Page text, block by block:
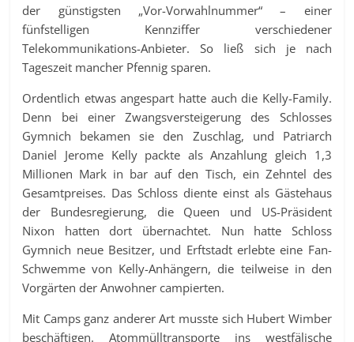
der günstigsten „Vor-Vorwahlnummer“ – einer
fünfstelligen Kennziffer verschiedener
Telekommunikations-Anbieter. So ließ sich je nach
Tageszeit mancher Pfennig sparen.
Ordentlich etwas angespart hatte auch die Kelly-Family.
Denn bei einer Zwangsversteigerung des Schlosses
Gymnich bekamen sie den Zuschlag, und Patriarch
Daniel Jerome Kelly packte als Anzahlung gleich 1,3
Millionen Mark in bar auf den Tisch, ein Zehntel des
Gesamtpreises. Das Schloss diente einst als Gästehaus
der Bundesregierung, die Queen und US-Präsident
Nixon hatten dort übernachtet. Nun hatte Schloss
Gymnich neue Besitzer, und Erftstadt erlebte eine Fan-
Schwemme von Kelly-Anhängern, die teilweise in den
Vorgärten der Anwohner campierten.
Mit Camps ganz anderer Art musste sich Hubert Wimber
beschäftigen. Atommülltransporte ins westfälische